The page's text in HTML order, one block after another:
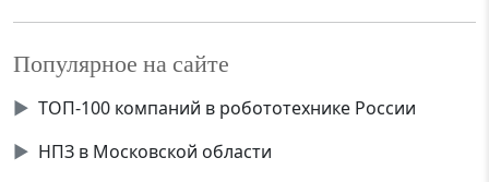
Популярное на сайте
▶ ТОП-100 компаний в робототехнике России
▶ НПЗ в Московской области